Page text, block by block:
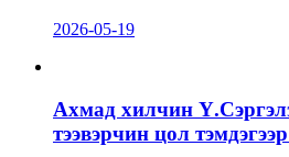
2026-05-19
Ахмад хилчин
тээвэрчин цол